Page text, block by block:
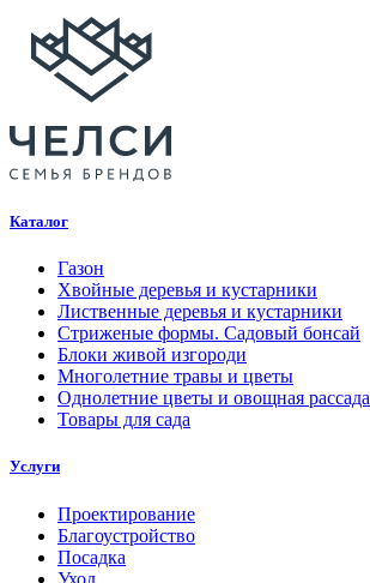
Каталог
Газон
Хвойные деревья и кустарники
Лиственные деревья и кустарники
Стриженые формы. Садовый бонсай
Блоки живой изгороди
Многолетние травы и цветы
Однолетние цветы и овощная рассада
Товары для сада
Услуги
Проектирование
Благоустройство
Посадка
Уход